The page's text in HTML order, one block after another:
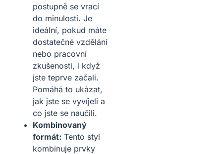
postupně se vrací
do minulosti. Je
ideální, pokud máte
dostatečné vzdělání
nebo pracovní
zkušenosti, i když
jste teprve začali.
Pomáhá to ukázat,
jak jste se vyvíjeli a
co jste se naučili.
Kombinovaný
formát: Tento styl
kombinuje prvky